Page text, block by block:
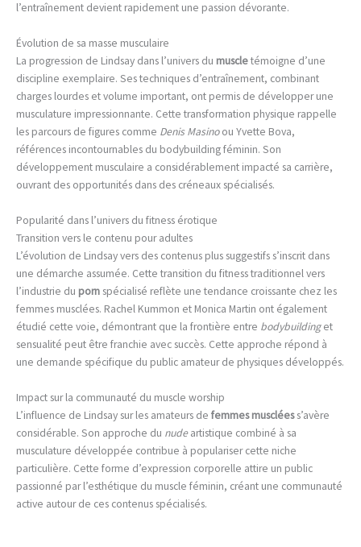
l’entraînement devient rapidement une passion dévorante.
Évolution de sa masse musculaire
La progression de Lindsay dans l’univers du muscletémoigne d’une
discipline exemplaire. Ses techniques d’entraînement, combinant
charges lourdes et volume important, ont permis de développer une
musculature impressionnante. Cette transformation physique rappelle
les parcours de figures comme Denis Masinoou Yvette Bova,
références incontournables du bodybuilding féminin. Son
développement musculaire a considérablement impacté sa carrière,
ouvrant des opportunités dans des créneaux spécialisés.
Popularité dans l’univers du fitness érotique
Transition vers le contenu pour adultes
L’évolution de Lindsay vers des contenus plus suggestifs s’inscrit dans
une démarche assumée. Cette transition du fitness traditionnel vers
l’industrie du porn spécialisé reflète une tendance croissante chez les
femmes musclées. Rachel Kummon et Monica Martin ont également
étudié cette voie, démontrant que la frontière entre bodybuildinget
sensualité peut être franchie avec succès. Cette approche répond à
une demande spécifique du public amateur de physiques développés.
Impact sur la communauté du muscle worship
L’influence de Lindsay sur les amateurs de femmes muscléess’avère
considérable. Son approche du nudeartistique combiné à sa
musculature développée contribue à populariser cette niche
particulière. Cette forme d’expression corporelle attire un public
passionné par l’esthétique du muscle féminin, créant une communauté
active autour de ces contenus spécialisés.